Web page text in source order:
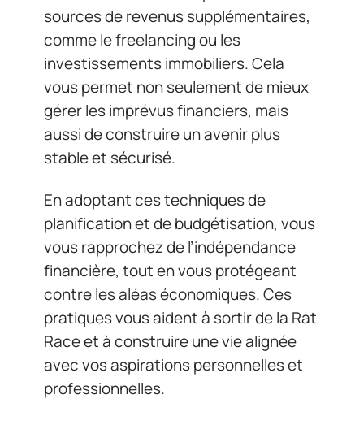
sources de revenus supplémentaires,
comme le freelancing ou les
investissements immobiliers. Cela
vous permet non seulement de mieux
gérer les imprévus financiers, mais
aussi de construire un avenir plus
stable et sécurisé.
En adoptant ces techniques de
planification et de budgétisation, vous
vous rapprochez de l’indépendance
financière, tout en vous protégeant
contre les aléas économiques. Ces
pratiques vous aident à sortir de la Rat
Race et à construire une vie alignée
avec vos aspirations personnelles et
professionnelles.